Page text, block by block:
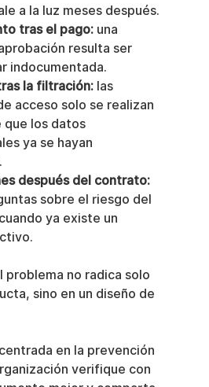
a la luz meses después.
tras el pago: una
resulta ser
indocumentada.
la filtración: las
acceso solo se realizan
que los datos
ya se hayan
después del contrato:
sobre el riesgo del
ya existe un
problema no radica solo
sino en un diseño de
en la prevención
verifique con